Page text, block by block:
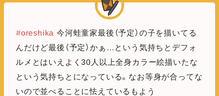
#oreshika 今河蛙童家最後（予定）の子を描いてる
んだけど最後（予定）かぁ…という気持ちとデフォ
ルメとはいえよく30人以上全身カラー絵描いたな
という気持ちとになっている。なお等身が合ってな
いので並べることに怯えているもよう